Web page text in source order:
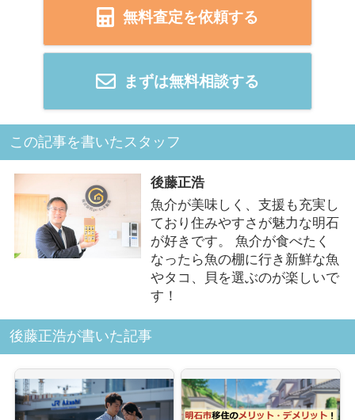
無料査定を依頼する
まずは無料相談する
この記事を書いたスタッフ
後藤正浩
魚介が美味しく、支援も充実し
ており住みやすさが魅力な明石
が好きです。 魚介が食べたく
なったら魚の棚に行き新鮮な魚
やタコ、貝を選ぶのが楽しいで
す！
後藤正浩が書いた記事